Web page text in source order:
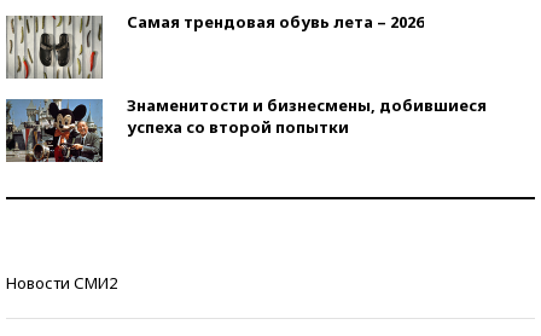
Самая трендовая обувь лета – 2026
Знаменитости и бизнесмены, добившиеся
успеха со второй попытки
Новости СМИ2